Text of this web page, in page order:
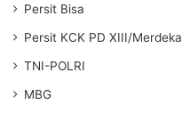
Persit Bisa
Persit KCK PD XIII/Merdeka
TNI-POLRI
MBG